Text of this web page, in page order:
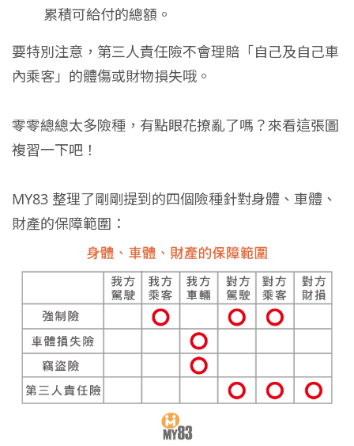
累積可給付的總額。
要特別注意，第三人責任險不會理賠「自己及自己車
內乘客」的體傷或財物損失哦。
零零總總太多險種，有點眼花撩亂了嗎？來看這張圖
複習一下吧！
MY83 整理了剛剛提到的四個險種針對身體、車體、
財產的保障範圍：